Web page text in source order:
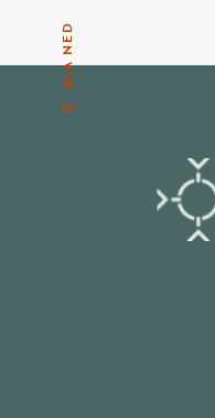
BLA NED